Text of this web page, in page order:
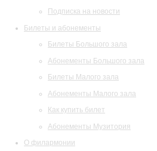
Подписка на новости
Билеты и абонементы
Билеты Большого зала
Абонементы Большого зала
Билеты Малого зала
Абонементы Малого зала
Как купить билет
Абонементы Музитория
О филармонии